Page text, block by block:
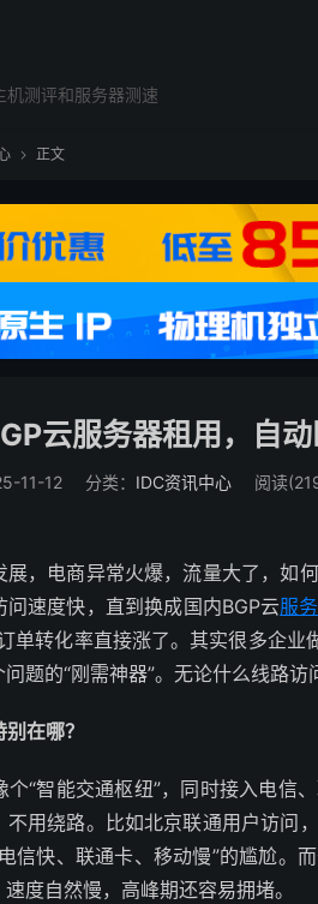
机测评和服务器测速
 正文
云服务器租用，自
11-12 分类： IDC资讯中心 阅读(
电商异常火爆，流量大了，如何
速度快，直到换成国内BGP云服
单转化率直接涨了。其实很多企业
题的“刚需神器”。无论什么线路访
在哪？
智能交通枢纽”，同时接入电信
用绕路。比如北京联通用户访问
信快、联通卡、移动慢”的尴尬。
度自然慢，高峰期还容易拥堵。